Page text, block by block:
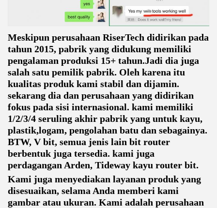
Meskipun perusahaan RiserTech didirikan pada
tahun 2015, pabrik yang didukung memiliki
pengalaman produksi 15+ tahun.Jadi dia juga
salah satu pemilik pabrik. Oleh karena itu
kualitas produk kami stabil dan dijamin.
sekarang dia dan perusahaan yang didirikan
fokus pada sisi internasional. kami memiliki
1/2/3/4 seruling akhir pabrik yang untuk kayu,
plastik,logam, pengolahan batu dan sebagainya.
BTW, V bit, semua jenis lain bit router
berbentuk juga tersedia. kami juga
perdagangan Arden, Tideway kayu router bit.
Kami juga menyediakan layanan produk yang
disesuaikan, selama Anda memberi kami
gambar atau ukuran. Kami adalah perusahaan